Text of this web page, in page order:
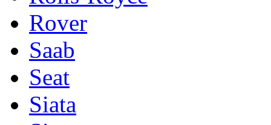
Rover
Saab
Seat
Siata